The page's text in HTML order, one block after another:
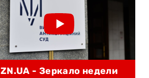
ZN.UA - Зеркало недели